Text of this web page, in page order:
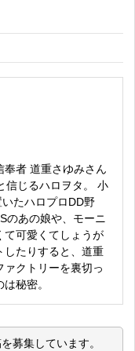
者 道重さゆみさん
信じるハロヲタ。 小
たハロプロDD野
のあの娘や、モーニ
て可愛くてしょうが
したりすると、道重
クトリーを裏切っ
秘密。
募集しています。